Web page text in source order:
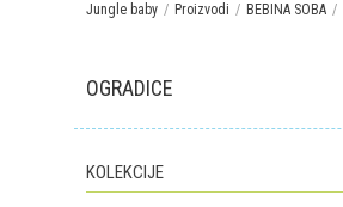
Jungle baby Proizvodi BEBINA SOBA
OGRADICE
KOLEKCIJE